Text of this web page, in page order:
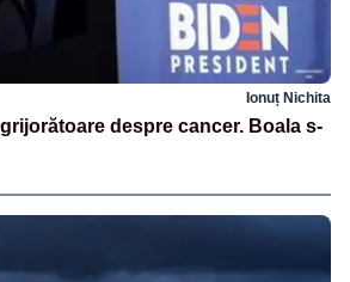
Ionuț Nichita
despre cancer. Boala s-